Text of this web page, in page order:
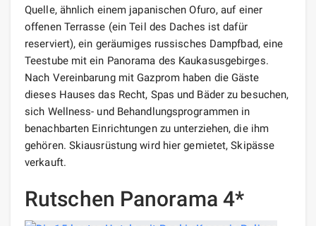
Quelle, ähnlich einem japanischen Ofuro, auf einer
offenen Terrasse (ein Teil des Daches ist dafür
reserviert), ein geräumiges russisches Dampfbad, eine
Teestube mit ein Panorama des Kaukasusgebirges.
Nach Vereinbarung mit Gazprom haben die Gäste
dieses Hauses das Recht, Spas und Bäder zu besuchen,
sich Wellness- und Behandlungsprogrammen in
benachbarten Einrichtungen zu unterziehen, die ihm
gehören. Skiausrüstung wird hier gemietet, Skipässe
verkauft.
Rutschen Panorama 4*